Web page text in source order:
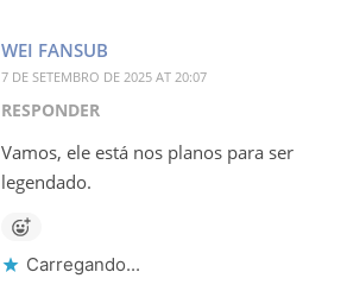
WEI FANSUB
7 DE SETEMBRO DE 2025 AT 20:07
RESPONDER
Vamos, ele está nos planos para ser
legendado.
Carregando...